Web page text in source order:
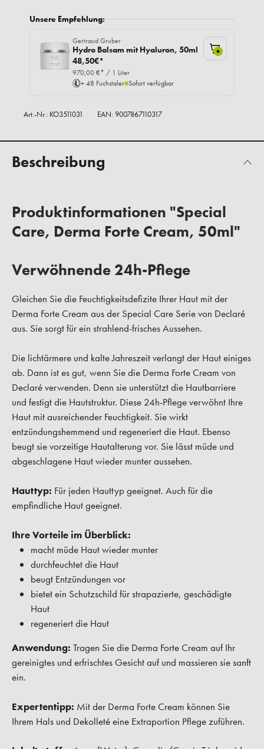
Unsere Empfehlung:
Gertraud Gruber
Hydro Balsam mit Hyaluron, 50ml
48,50€*
970,00 €* / 1 Liter
+ 48 Fuchstaler Sofort verfügbar
+
Art.-Nr.: KO3511031 EAN: 9007867110317
Beschreibung
Produktinformationen "Special
Care, Derma Forte Cream, 50ml"
Verwöhnende 24h-Pflege
Gleichen Sie die Feuchtigkeitsdefizite Ihrer Haut mit der
Derma Forte Cream aus der Special Care Serie von Declaré
aus. Sie sorgt für ein strahlend-frisches Aussehen.
Die lichtärmere und kalte Jahreszeit verlangt der Haut einiges
ab. Dann ist es gut, wenn Sie die Derma Forte Cream von
Declaré verwenden. Denn sie unterstützt die Hautbarriere
und festigt die Hautstruktur. Diese 24h-Pflege verwöhnt Ihre
Haut mit ausreichender Feuchtigkeit. Sie wirkt
entzündungshemmend und regeneriert die Haut. Ebenso
beugt sie vorzeitige Hautalterung vor. Sie lässt müde und
abgeschlagene Haut wieder munter aussehen.
Hauttyp: Für jeden Hauttyp geeignet. Auch für die
empfindliche Haut geeignet.
Ihre Vorteile im Überblick:
macht müde Haut wieder munter
durchfeuchtet die Haut
beugt Entzündungen vor
bietet ein Schutzschild für strapazierte, geschädigte
Haut
regeneriert die Haut
Anwendung: Tragen Sie die Derma Forte Cream auf Ihr
gereinigtes und erfrischtes Gesicht auf und massieren sie sanft
ein.
Expertentipp: Mit der Derma Forte Cream können Sie
Ihrem Hals und Dekolleté eine Extraportion Pflege zuführen.